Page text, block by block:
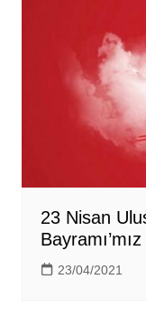
23 Nisan
23/04/2021